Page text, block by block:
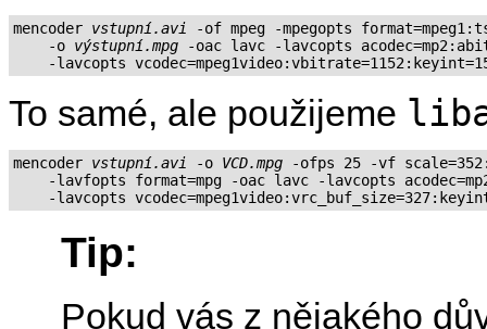
mencoder vstupní.avi -of mpeg -mpegopts
    -o
výstupní.mpg -oac lavc -lavcopts
To samé, ale použijeme
mencoder vstupní.avi -o VCD.mpg -ofps 25 -vf
-lavfopts format=mpg -oac lavc -lavcopts
Tip:
Pokud vás z nějakého